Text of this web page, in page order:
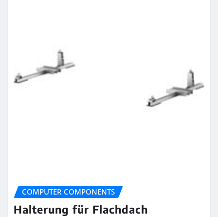
COMPUTER COMPONENTS
Halterung für Flachdach